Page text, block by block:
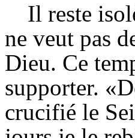
Il reste
ne veut pas
Dieu. Ce
supporter.
crucifié le